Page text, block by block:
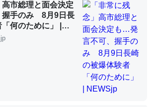
んだな…。腹足類だと殻を無くしてナメク
してるし。
発表】昆虫学の大問題＝「昆虫はなぜ海にいな
仮説
高市総理と面会決定
握手のみ 8月9日長
何のために」 |